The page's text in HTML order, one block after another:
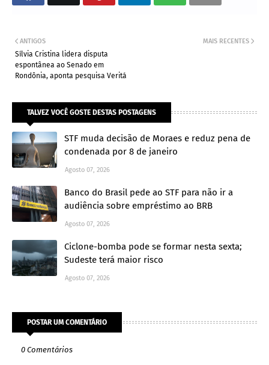
MAIS RECENTES
ANTIGOS
Sílvia Cristina lidera disputa
espontânea ao Senado em
Rondônia, aponta pesquisa Veritá
TALVEZ VOCÊ GOSTE DESTAS POSTAGENS
STF muda decisão de Moraes e reduz pena de
condenada por 8 de janeiro
Agosto 07, 2026
Banco do Brasil pede ao STF para não ir a
audiência sobre empréstimo ao BRB
Agosto 07, 2026
Ciclone-bomba pode se formar nesta sexta;
Sudeste terá maior risco
Agosto 07, 2026
POSTAR UM COMENTÁRIO
0 Comentários